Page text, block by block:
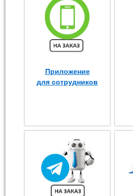
Приложение
для сотрудников